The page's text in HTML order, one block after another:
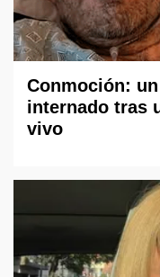
Conmoción:
internado tras
vivo